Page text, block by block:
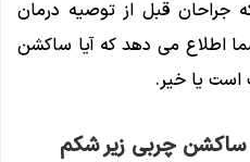
جراحان قبل از توصیه درمان
اطلاع می دهد که آیا ساکشن
است یا خیر.
ساکشن چربی زیر شکم